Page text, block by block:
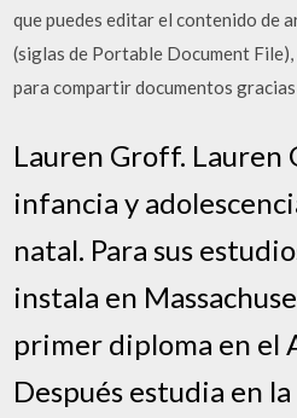
que puedes editar el contenido de
(siglas de Portable Document
para compartir documentos gracias
Lauren Groff. Lauren
infancia y
natal. Para sus
instala en
primer diploma en el
Después estudia en